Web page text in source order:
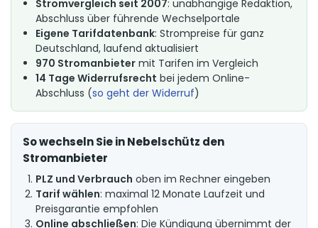
Stromvergleich seit 2007: unabhängige Redaktion,
Abschluss über führende Wechselportale
Eigene Tarifdatenbank: Strompreise für ganz
Deutschland, laufend aktualisiert
970 Stromanbieter mit Tarifen im Vergleich
14 Tage Widerrufsrecht bei jedem Online-
Abschluss (so geht der Widerruf)
So wechseln Sie in Nebelschütz den
Stromanbieter
PLZ und Verbrauch oben im Rechner eingeben
Tarif wählen: maximal 12 Monate Laufzeit und
Preisgarantie empfohlen
Online abschließen: Die Kündigung übernimmt der